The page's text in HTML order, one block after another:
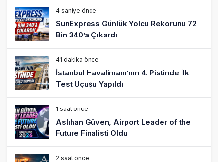
4 saniye önce
SunExpress Günlük Yolcu Rekorunu 72
Bin 340’a Çıkardı
41 dakika önce
İstanbul Havalimanı’nın 4. Pistinde İlk
Test Uçuşu Yapıldı
1 saat önce
Aslıhan Güven, Airport Leader of the
Future Finalisti Oldu
2 saat önce